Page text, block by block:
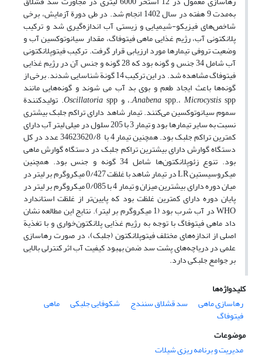
به‌مدت 9 هفته در سال 1402 انجام شد. در طی دورة آزمایش، برخی
شاخص‌های فیزیکو-شیمیایی و زیستی آب اندازه‌گیری شد و ترکیب
پلانکتونی آب، رژیم غذایی ماهی فیتوفاگ، مقدار سیانوتوکسین آب و
وضعیت تروفی تیمارها مورد ارزیابی قرار گرفت. ترکیب فیتوپلانکتونی
آب شامل 34 جنس و گونه بود که 28 گونه و جنس آن در رژیم غذایی
فیتوفاگ مشاهده شد. در این ترکیب 14 گونة شناسایی شدند. برخی از
گونه‌ها باعث ایجاد طعم و بوی بد آب می شوند و گونه‌هایی مانند
Anabenaspp.،Microcystisspp.، و Oscillatoriaspp. تولیدکنندة
سموم سیانوتوکسین می‌کنند. تیمار شاهد دارای تراکم جلبک بیشتری
نسبت به سایر تیمارها بود و تیمار 3 با 205 سلول در میلی لیتر آب دارای
کمترین تراکم جلبک بود. همچنین تیمار 4 با 34623620/8 عدد در کل
دستگاه گوارش دارای بیشترین تراکم جلبک در دستگاه گوارش ماهی
بود. تنوع زئوپلانکتون‌ها شامل 34 گونه و جنس بود. همچنین
میکروسیستین LR در تیمار شاهد با غلظت 0/427 میکروگرم بر لیتر در
میان دوره دارای بیشترین میزان و تیمار 4 با 0/085 میکروگرم بر لیتر در
پایان دوره دارای کمترین غلظت بود که پایین‌تر از غلظت استاندارد
WHO در آب شرب بود (1 میکروگرم بر لیتر). نتایج این مطالعه نشان
داد ماهی فیتوفاگ با توجه به رژیم غذایی پلانکتون‌خواری و با تغذیة
اصلی از اندازه‌های مختلف فیتوپلانکتون (جلبک)، در صورت رهاسازی
علمی در دریاچه‌های پشت سد ضمن بهبود کیفیت آب اثر کنترلی بالایی
بر جوامع جلبکی دارد.
کلیدواژه‌ها
رهاسازی ماهی
سد قشلاق سنندج شکوفایی جلبکی ماهی
فیتوفاگ
موضوعات
مدیریت و برنامه ریزی شیلات